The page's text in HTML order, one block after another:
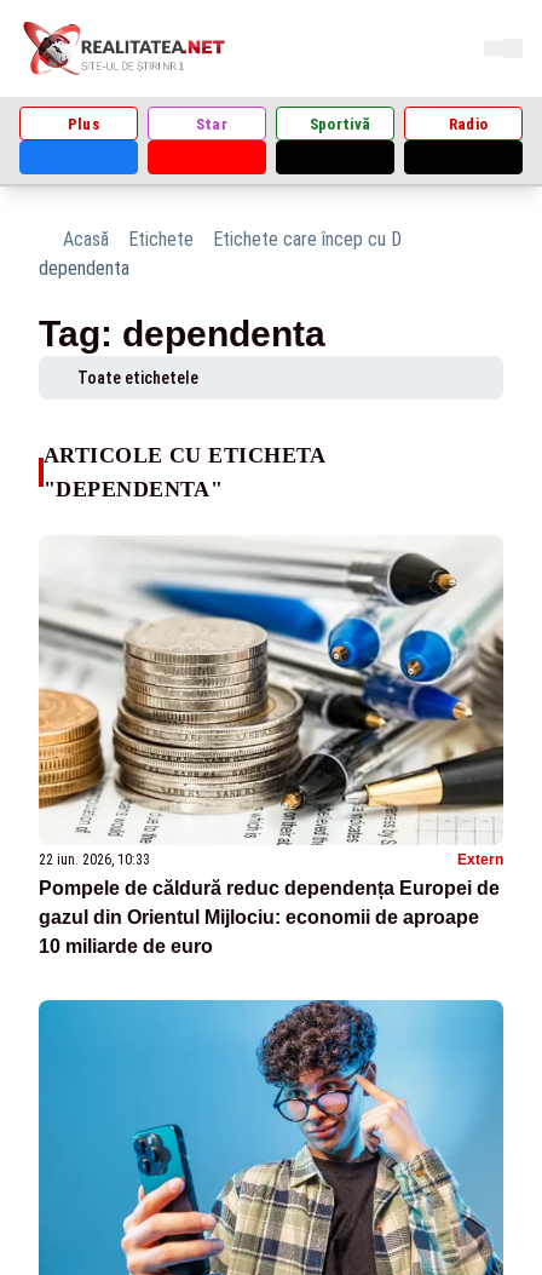
Plus Star Sportivă Radio
Acasă Etichete
Etichete care încep cu D
dependenta
Tag: dependenta
Toate etichetele
ARTICOLE CU ETICHETA
"DEPENDENTA"
22 iun. 2026, 10:33 Extern
Pompele de căldură reduc dependența Europei de
gazul din Orientul Mijlociu: economii de aproape
10 miliarde de euro